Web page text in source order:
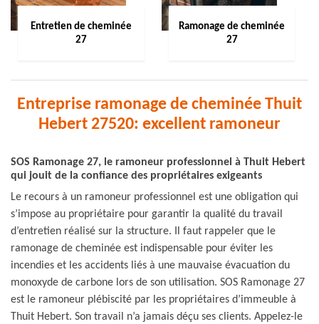
Entretien de cheminée
27
Ramonage de cheminée
27
Entreprise ramonage de cheminée Thuit
Hebert 27520: excellent ramoneur
SOS Ramonage 27, le ramoneur professionnel à Thuit Hebert
qui jouit de la confiance des propriétaires exigeants
Le recours à un ramoneur professionnel est une obligation qui
s’impose au propriétaire pour garantir la qualité du travail
d’entretien réalisé sur la structure. Il faut rappeler que le
ramonage de cheminée est indispensable pour éviter les
incendies et les accidents liés à une mauvaise évacuation du
monoxyde de carbone lors de son utilisation. SOS Ramonage 27
est le ramoneur plébiscité par les propriétaires d’immeuble à
Thuit Hebert. Son travail n’a jamais déçu ses clients. Appelez-le